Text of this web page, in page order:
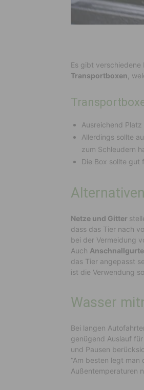
Es gibt verschiedene
Transportboxen ,
Ausreichend Platz
Allerdings sollte
zum Schleudern
Die Box sollte gut
Netze und Gitter
dass das Tier nach
bei der Vermeidung
Auch Anschnallgurte
das Tier angepasst
ist die Verwendung
Wasser
Bei langen
genügend Auslauf
und Pausen
“Am besten legt
Außentemperaturen